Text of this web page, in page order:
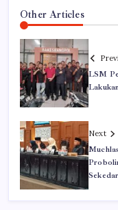
Other Articles
LSM
Next